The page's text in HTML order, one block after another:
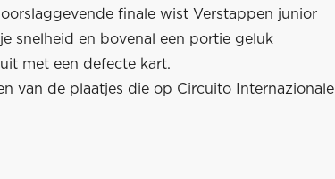
finale wist Verstappen junior
snelheid en bovenal een portie geluk
met een defecte kart.
van de plaatjes die op Circuito Internazionale